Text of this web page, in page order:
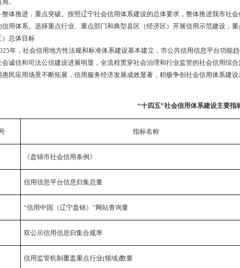
——从盘锦发展形势来看，我市社会信用体系建设正在由夯实基础
准国内先进地区信用体系发展水平，进一步打好深化落实的组合拳
创新组合拳、信用文化和制度建设组合拳，以社会信用体系建设助
列。
二、总体思路
（一）指导思想
务院、省委省政府和市委、市政府关于加强社会信用体系建设的新
信和司法公信建设为重点，以推动诚信文化建设、建立守信激励和
意识为目的，着力打造“办事方便、法治良好、成本竞争力强、生态
（二）基本原则
——统筹规划、有序实施。按照国家及省市社会信用体系建设相关
顶层设计，立足当前，着眼长远，适度超前，统筹发展，有计划、
调动企业、中介机构、社会组织和行业协会等各方积极性，鼓励社
——健全制度，规范发展。依法依规制定完善信用地方立法，健